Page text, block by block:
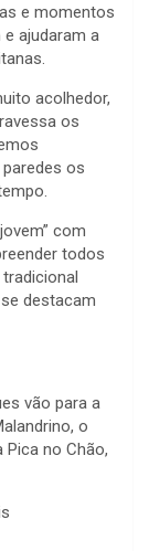
e momentos
ajudaram a
acolhedor,
os
os
com
todos
destacam
vão para a
o
Pica no Chão,